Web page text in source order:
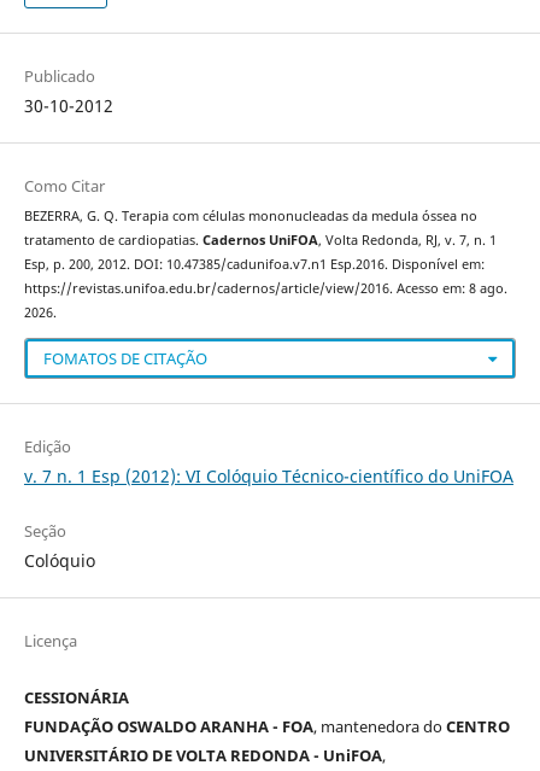
Publicado
30-10-2012
Como Citar
BEZERRA, G. Q. Terapia com células mononucleadas da medula óssea no
tratamento de cardiopatias. Cadernos UniFOA, Volta Redonda, RJ, v. 7, n. 1
Esp, p. 200, 2012. DOI: 10.47385/cadunifoa.v7.n1 Esp.2016. Disponível em:
https://revistas.unifoa.edu.br/cadernos/article/view/2016. Acesso em: 8 ago.
2026.
FOMATOS DE CITAÇÃO
Edição
v. 7 n. 1 Esp (2012): VI Colóquio Técnico-científico do UniFOA
Seção
Colóquio
Licença
CESSIONÁRIA
FUNDAÇÃO OSWALDO ARANHA - FOA, mantenedora doCENTRO
UNIVERSITÁRIO DE VOLTA REDONDA - UniFOA,